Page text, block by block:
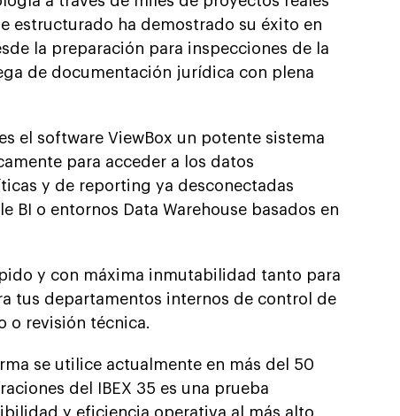
estructurado ha demostrado su éxito en
la preparación para inspecciones de la
de documentación jurídica con plena
el software ViewBox un potente sistema
para acceder a los datos
y de reporting ya desconectadas
BI o entornos Data Warehouse basados en
y con máxima inmutabilidad tanto para
tus departamentos internos de control de
o revisión técnica.
se utilice actualmente en más del 50
del IBEX 35 es una prueba
y eficiencia operativa al más alto